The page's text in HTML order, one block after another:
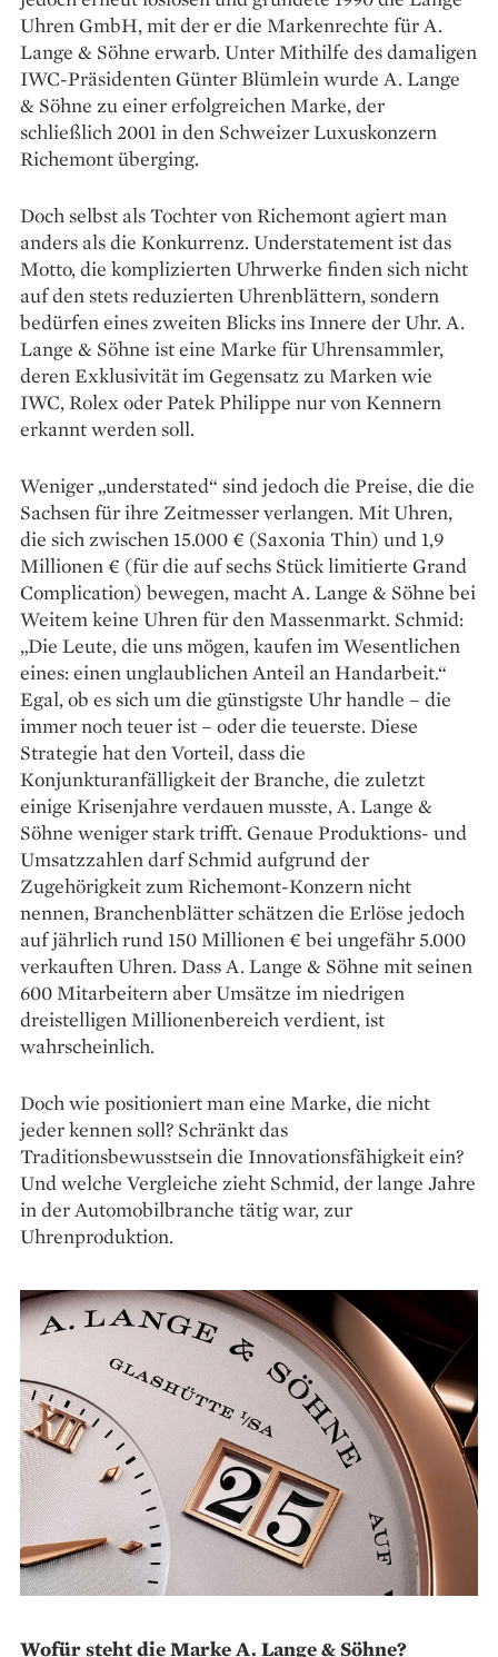
Uhren GmbH, mit der er die Markenrechte für A.
Lange & Söhne erwarb. Unter Mithilfe des damaligen
IWC-Präsidenten Günter Blümlein wurde A. Lange
& Söhne zu einer erfolgreichen Marke, der
schließlich 2001 in den Schweizer Luxuskonzern
Richemont überging.
Doch selbst als Tochter von Richemont agiert man
anders als die Konkurrenz. Understatement ist das
Motto, die komplizierten Uhrwerke finden sich nicht
auf den stets reduzierten Uhrenblättern, sondern
bedürfen eines zweiten Blicks ins Innere der Uhr. A.
Lange & Söhne ist eine Marke für Uhrensammler,
deren Exklusivität im Gegensatz zu Marken wie
IWC, Rolex oder Patek Philippe nur von Kennern
erkannt werden soll.
Weniger „understated“ sind jedoch die Preise, die die
Sachsen für ihre Zeitmesser verlangen. Mit Uhren,
die sich zwischen 15.000 € (Saxonia Thin) und 1,9
Millionen € (für die auf sechs Stück limitierte Grand
Complication) bewegen, macht A. Lange & Söhne bei
Weitem keine Uhren für den Massenmarkt. Schmid:
„Die Leute, die uns mögen, kaufen im Wesentlichen
eines: einen unglaublichen Anteil an Handarbeit.“
Egal, ob es sich um die günstigste Uhr handle – die
immer noch teuer ist – oder die teuerste. Diese
Strategie hat den Vorteil, dass die
Konjunkturanfälligkeit der Branche, die zuletzt
einige Krisenjahre verdauen musste, A. Lange &
Söhne weniger stark trifft. ­Genaue Produktions- und
Umsatzzahlen darf Schmid aufgrund der
Zugehörigkeit zum Richemont-Konzern nicht
nennen, Branchenblätter schätzen die Erlöse jedoch
auf jährlich rund 150 Millionen € bei ungefähr 5.000
verkauften Uhren. Dass A. Lange & Söhne mit seinen
600 Mitarbeitern aber Umsätze im niedrigen
dreistelligen Millionen­bereich verdient, ist
wahrscheinlich.
Doch wie positioniert man eine Marke, die nicht
jeder kennen soll? Schränkt das
Traditionsbewusstsein die Innovationsfähigkeit ein?
Und welche Vergleiche zieht Schmid, der lange Jahre
in der Automobilbranche tätig war, zur
Uhrenproduktion.
Wofür steht die Marke A. Lange & Söhne?